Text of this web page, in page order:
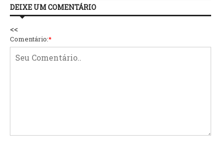
DEIXE UM COMENTÁRIO
<<
Comentário:*